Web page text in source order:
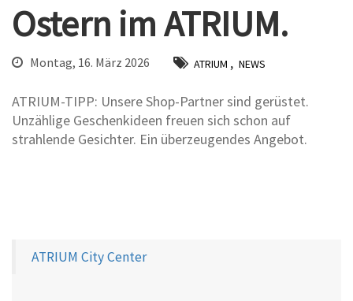
Ostern im ATRIUM.
Montag, 16. März 2026 ATRIUM , NEWS
ATRIUM-TIPP: Unsere Shop-Partner sind gerüstet.
Unzählige Geschenkideen freuen sich schon auf
strahlende Gesichter. Ein überzeugendes Angebot.
ATRIUM City Center